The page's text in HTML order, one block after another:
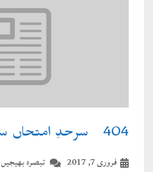
404۔ سرحدِ امتحاں سے گزرتے ہوئے
تبصرہ بھیجیں فروری 7, 2017